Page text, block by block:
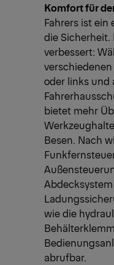
Komfort für
Fahrers ist
die Sicherheit.
verbessert:
oder links und
bietet mehr
Besen. Nach
Abdecksystem
wie die
abrufbar.